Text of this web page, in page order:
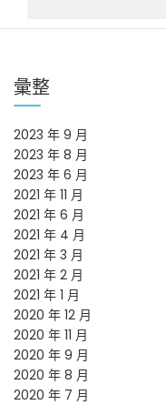
彙整
2023 年 9 月
2023 年 8 月
2023 年 6 月
2021 年 11 月
2021 年 6 月
2021 年 4 月
2021 年 3 月
2021 年 2 月
2021 年 1 月
2020 年 12 月
2020 年 11 月
2020 年 9 月
2020 年 8 月
2020 年 7 月